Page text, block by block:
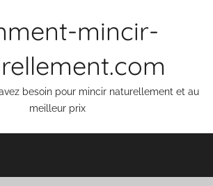
mincir-
besoin pour mincir naturellement et au
meilleur prix